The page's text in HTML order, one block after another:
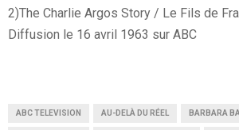
2)The Charlie Argos Story / Le Fils de
Diffusion le 16 avril 1963 sur ABC
ABC TELEVISION AU-DELÀ DU RÉEL BARBARA